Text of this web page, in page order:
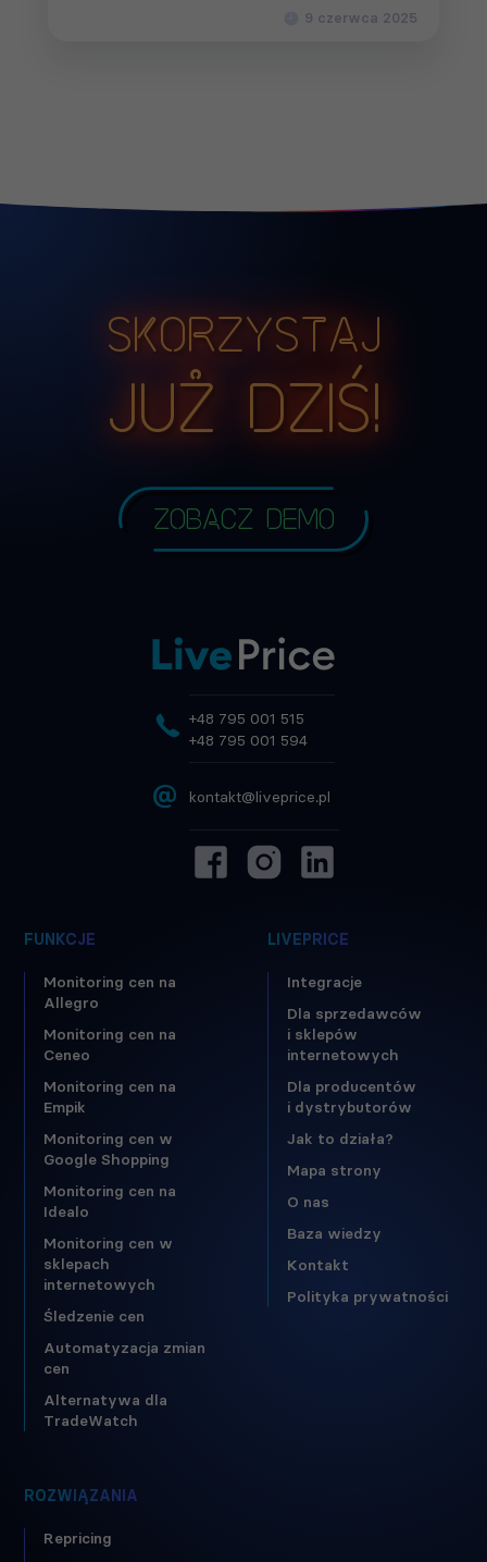
9 czerwca 2025
Skorzystaj
już dziś!
Zobacz demo
FUNKCJE
Monitoring cen na
Allegro
Monitoring cen na
Ceneo
Monitoring cen na
Empik
Monitoring cen w
Google Shopping
Monitoring cen na
Idealo
Monitoring cen w
sklepach
internetowych
Śledzenie cen
Automatyzacja zmian
cen
Alternatywa dla
TradeWatch
LIVEPRICE
Integracje
Dla sprzedawców
i sklepów
internetowych
Dla producentów
i dystrybutorów
Jak to działa?
Mapa strony
O nas
Baza wiedzy
Kontakt
Polityka prywatności
ROZWIĄZANIA
Repricing
+48 795 001 515
+48 795 001 594
@ kontakt@liveprice.pl